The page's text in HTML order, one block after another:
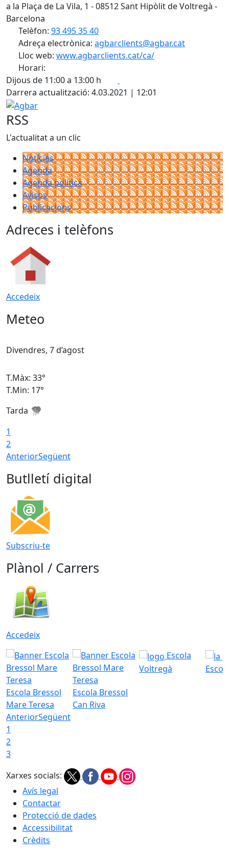
a la Plaça de La Vila, 1 - 08512 Sant Hipòlit de Voltregà -
Barcelona
Telèfon: 93 495 35 40
Adreça electrònica: agbarclients@agbar.cat
Lloc web: www.agbarclients.cat/ca/
Horari:
Dijous de 11:00 a 13:00 h
Darrera actualització: 4.03.2021 | 12:01
Agbar
RSS
L'actualitat a un clic
Notícies
Agenda
Agenda política
Avisos
Publicacions
Adreces i telèfons
Accedeix
Meteo
Divendres, 7 d’agost
T.Màx: 33°
T.Min: 17°
Tarda
1
2
AnteriorSegüent
Butlletí digital
Subscriu-te
Plànol / Carrers
Accedeix
Escola Bressol
Mare Teresa
Escola Bressol
Can Riva
Escola
Voltregà
AnteriorSegüent
1
2
3
Xarxes socials:
Avís legal
Contactar
Protecció de dades
Accessibilitat
Crèdits